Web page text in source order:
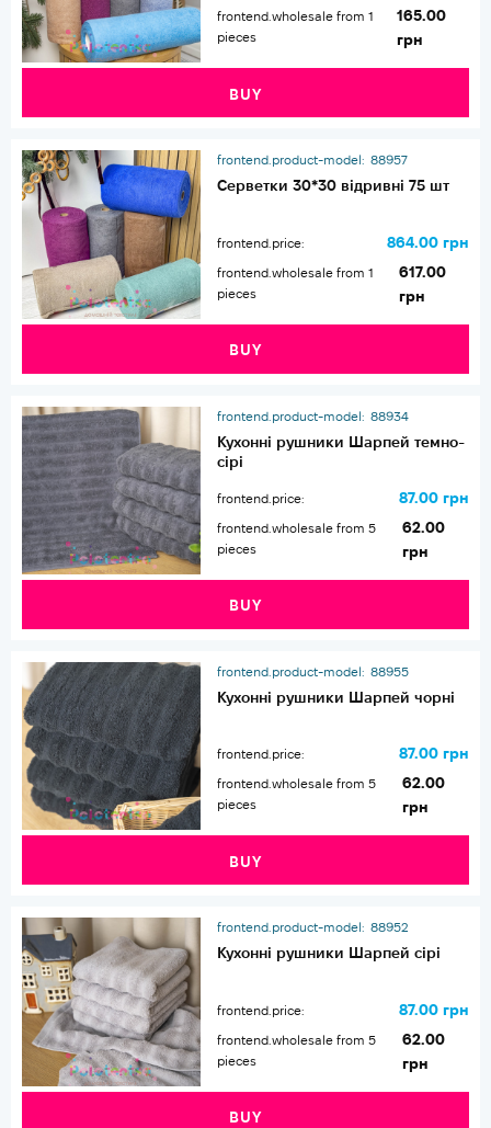
frontend.wholesale from 1
pieces
165.00
грн
BUY
frontend.product-model: 88957
Серветки 30*30 відривні 75 шт
frontend.price: 864.00 грн
frontend.wholesale from 1
pieces
617.00
грн
BUY
frontend.product-model: 88934
Кухонні рушники Шарпей темно-
сірі
frontend.price: 87.00 грн
frontend.wholesale from 5
pieces
62.00
грн
BUY
frontend.product-model: 88955
Кухонні рушники Шарпей чорні
frontend.price: 87.00 грн
frontend.wholesale from 5
pieces
62.00
грн
BUY
frontend.product-model: 88952
Кухонні рушники Шарпей сірі
frontend.price: 87.00 грн
frontend.wholesale from 5
pieces
62.00
грн
BUY